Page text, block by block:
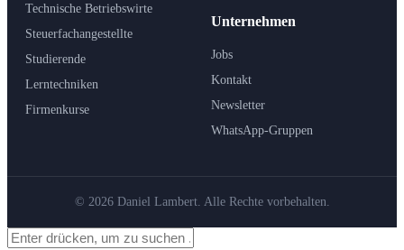
Technische Betriebswirte
Steuerfachangestellte
Studierende
Lerntechniken
Firmenkurse
Unternehmen
Jobs
Kontakt
Newsletter
WhatsApp-Gruppen
© 2026 Daniel Lambert. Alle Rechte vorbehalten.